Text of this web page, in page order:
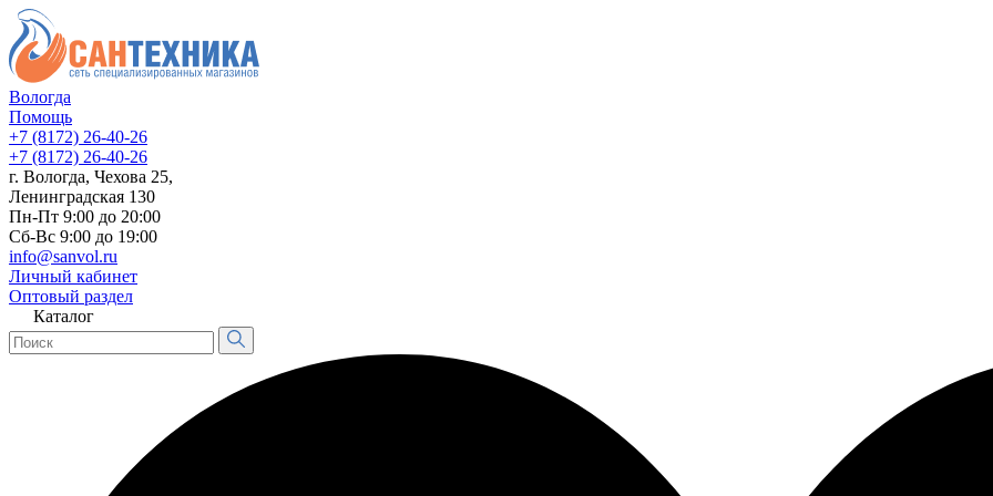
Вологда
Помощь
+7 (8172) 26-40-26
+7 (8172) 26-40-26
г. Вологда, Чехова 25,
Ленинградская 130
Пн-Пт 9:00 до 20:00
Сб-Вс 9:00 до 19:00
info@sanvol.ru
Личный кабинет
Оптовый раздел
Каталог